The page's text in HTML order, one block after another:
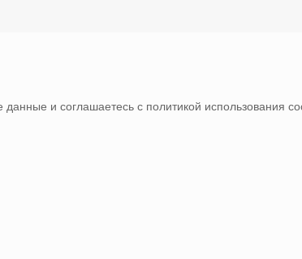
и соглашаетесь с политикой использования